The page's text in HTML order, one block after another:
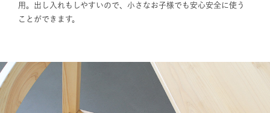
用。出し入れもしやすいので、小さなお子様でも安心安全に使う
ことができます。